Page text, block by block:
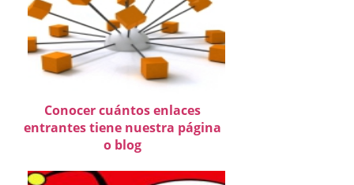
Conocer cuántos enlaces
entrantes tiene nuestra página
o blog